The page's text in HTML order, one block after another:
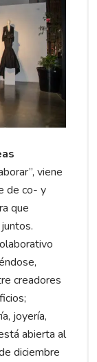
viene
de co- y
que
creadores
joyería,
abierta al
diciembre